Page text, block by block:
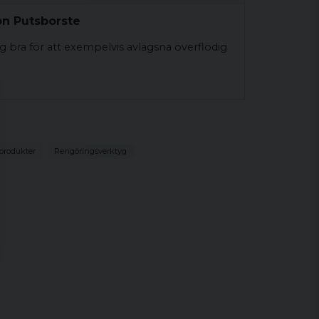
Putsborste
bra för att exempelvis avlägsna överflödig
Rengöringsverktyg